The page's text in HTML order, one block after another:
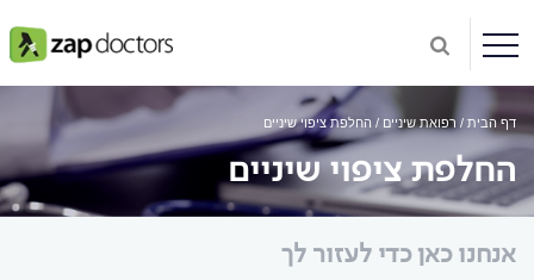
דף הבית רפואת שיניים החלפת ציפוי שיניים
החלפת ציפוי שיניים
אנחנו כאן כדי לעזור לך